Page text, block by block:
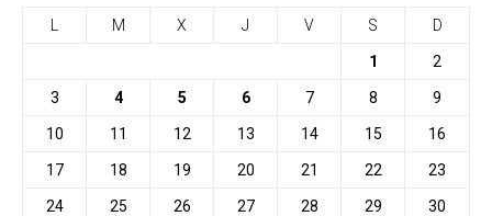
M X J V S D
1 2
3 4 5 6 7 8 9
10 11 12 13 14 15 16
17 18 19 20 21 22 23
24 25 26 27 28 29 30